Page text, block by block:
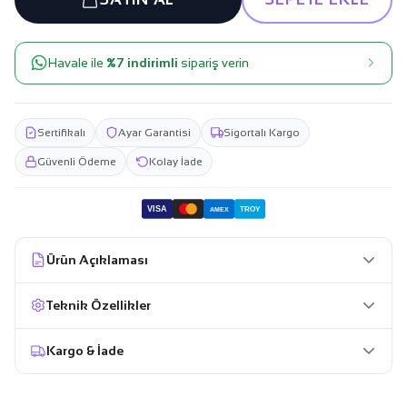
Havale ile %7 indirimli sipariş verin
Sertifikalı Ayar Garantisi Sigortalı Kargo
Güvenli Ödeme Kolay İade
VISA AMEX TROY
Ürün Açıklaması
Teknik Özellikler
Kargo & İade